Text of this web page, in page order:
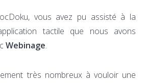
vous avez pu assisté à la
tactile que nous avons
Webinage.
très nombreux à vouloir une